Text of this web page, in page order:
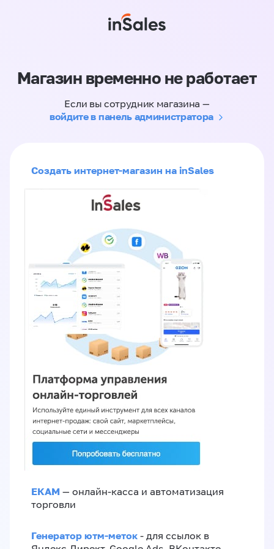
Магазин временно не работает
Если вы сотрудник магазина —
войдите в панель администратора
Создать интернет-магазин на inSales
ЕКАМ — онлайн-касса и автоматизация
торговли
Генератор ютм-меток - для ссылок в